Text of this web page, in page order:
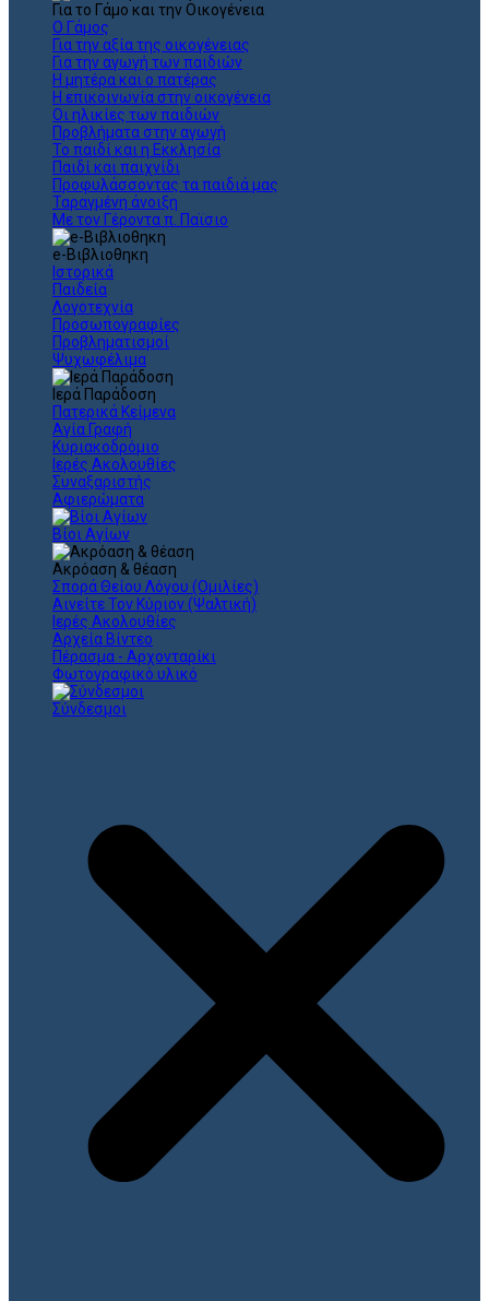
Για το Γάμο και την Οικογένεια
Ο Γάμος
Για την αξία της οικογένειας
Για την αγωγή των παιδιών
Η μητέρα και ο πατέρας
Η επικοινωνία στην οικογένεια
Οι ηλικίες των παιδιών
Προβλήματα στην αγωγή
Το παιδί και η Εκκλησία
Παιδί και παιχνίδι
Προφυλάσσοντας τα παιδιά μας
Ταραγμένη άνοιξη
Με τον Γέροντα π. Παϊσιο
e-Βιβλιοθηκη
Ιστορικά
Παιδεία
Λογοτεχνία
Προσωπογραφίες
Προβληματισμοί
Ψυχωφέλιμα
Ιερά Παράδοση
Πατερικά Κείμενα
Αγία Γραφή
Κυριακοδρόμιο
Ιερές Ακολουθίες
Συναξαριστής
Αφιερώματα
Βίοι Αγίων
Ακρόαση & θέαση
Σπορά Θείου Λόγου (Ομιλίες)
Αινείτε Τον Κύριον (Ψαλτική)
Ιερές Ακολουθίες
Αρχεία Βίντεο
Πέρασμα - Αρχονταρίκι
Φωτογραφικό υλικό
Σύνδεσμοι